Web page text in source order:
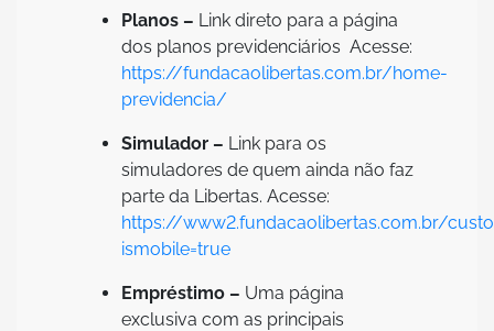
Planos – Link direto para a página
dos planos previdenciários Acesse:
https://fundacaolibertas.com.br/home-
previdencia/
Simulador – Link para os
simuladores de quem ainda não faz
parte da Libertas. Acesse:
https://www2.fundacaolibertas.com.br/
ismobile=true
Empréstimo – Uma página
exclusiva com as principais